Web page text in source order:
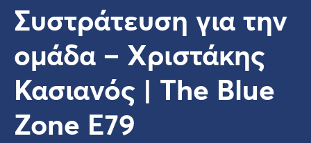
Συστράτευση για την
ομάδα – Χριστάκης
Κασιανός | The Blue
Zone E79